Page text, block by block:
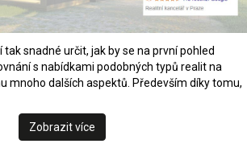
snadné určit, jak by se na první pohled
s nabídkami podobných typů realit na
mnoho dalších aspektů. Především díky tomu,
Zobrazit více